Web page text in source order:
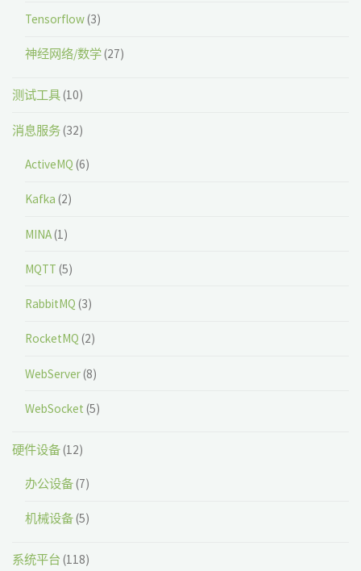
Tensorflow(3)
神经网络/数学(27)
测试工具(10)
消息服务(32)
ActiveMQ (6)
Kafka (2)
MINA(1)
MQTT (5)
RabbitMQ (3)
RocketMQ (2)
WebServer(8)
WebSocket (5)
硬件设备(12)
办公设备(7)
机械设备(5)
系统平台 (118)